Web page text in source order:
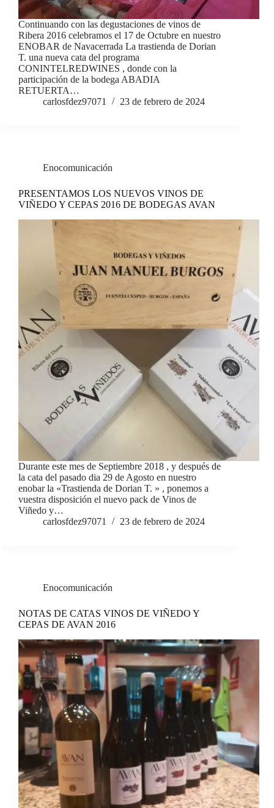
Continuando con las degustaciones de vinos de
Ribera 2016 celebramos el 17 de Octubre en nuestro
ENOBAR de Navacerrada La trastienda de Dorian
T. una nueva cata del programa
CONINTELREDWINES , donde con la
participación de la bodega ABADIA
RETUERTA…
carlosfdez97071
23 de febrero de 2024
Enocomunicación
PRESENTAMOS LOS NUEVOS VINOS DE
VIÑEDO Y CEPAS 2016 DE BODEGAS AVAN
Durante este mes de Septiembre 2018 , y después de
la cata del pasado dia 29 de Agosto en nuestro
enobar la «Trastienda de Dorian T. » , ponemos a
vuestra disposición el nuevo pack de Vinos de
Viñedo y…
carlosfdez97071
23 de febrero de 2024
Enocomunicación
NOTAS DE CATAS VINOS DE VIÑEDO Y
CEPAS DE AVAN 2016